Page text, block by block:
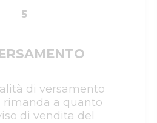
5
di versamento
rimanda a quanto
di vendita del